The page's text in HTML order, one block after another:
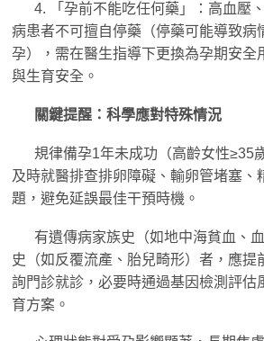
4. 「孕前不能吃任何藥」：高血壓
病患者不可擅自停藥（停藥可能導致病
孕），需在醫生指導下更換為孕期安全
與生育安全。
關鍵提醒：科學應對特殊情況
規律備孕1年未成功（高齡女性≥35
及時就醫排查排卵障礙、輸卵管堵塞、
題，避免延誤最佳干預時機。
有遺傳病家族史（如地中海貧血、
史（如反覆流產、胎兒畸形）者，應提
詢門診就診，必要時通過基因檢測評估
育方案。